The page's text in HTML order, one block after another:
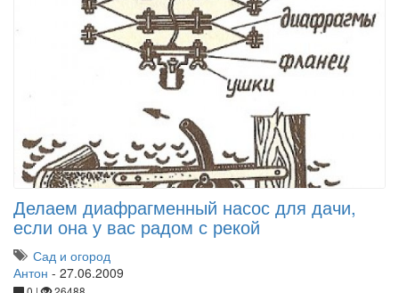
Делаем диафрагменный насос для дачи,
если она у вас радом с рекой
Сад и огород
Антон - 27.06.2009